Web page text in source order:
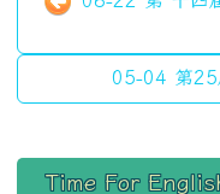
05-04 第25
左邊區域內容
Time For